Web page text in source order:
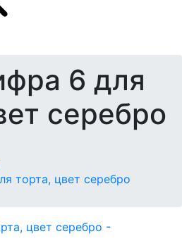
6 для
серебро
торта, цвет серебро